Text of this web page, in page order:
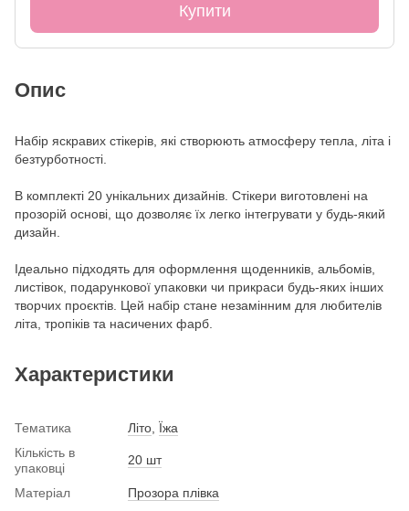
Купити
Опис
Набір яскравих стікерів, які створюють атмосферу тепла, літа і
безтурботності.
В комплекті 20 унікальних дизайнів. Стікери виготовлені на
прозорій основі, що дозволяє їх легко інтегрувати у будь-який
дизайн.
Ідеально підходять для оформлення щоденників, альбомів,
листівок, подарункової упаковки чи прикраси будь-яких інших
творчих проєктів. Цей набір стане незамінним для любителів
літа, тропіків та насичених фарб.
Характеристики
Тематика Літо Їжа
Кількість в
упаковці
20 шт
Матеріал
Прозора плівка